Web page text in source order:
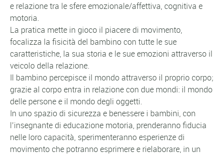
e relazione tra le sfere emozionale/affettiva, cognitiva e
motoria.
La pratica mette in gioco il piacere di movimento,
focalizza la fisicità del bambino con tutte le sue
caratteristiche, la sua storia e le sue emozioni attraverso il
veicolo della relazione.
Il bambino percepisce il mondo attraverso il proprio corpo;
grazie al corpo entra in relazione con due mondi: il mondo
delle persone e il mondo degli oggetti.
In uno spazio di sicurezza e benessere i bambini, con
l’insegnante di educazione motoria, prenderanno fiducia
nelle loro capacità, sperimenteranno esperienze di
movimento che potranno esprimere e rielaborare, in un